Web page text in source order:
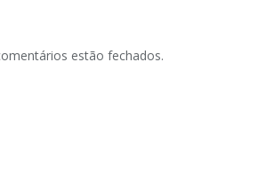
estão fechados.